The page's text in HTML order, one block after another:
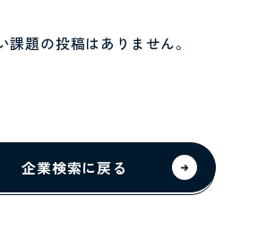
題の投稿はありません。
企業検索に戻る